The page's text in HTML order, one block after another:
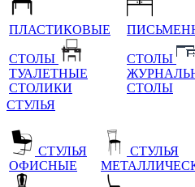
ПЛАСТИКОВЫЕ
СТОЛЫ
ТУАЛЕТНЫЕ
СТОЛИКИ
СТОЛЫ
СТОЛЫ
СТУЛЬЯ
СТУЛЬЯ
ОФИСНЫЕ
СТУЛЬЯ